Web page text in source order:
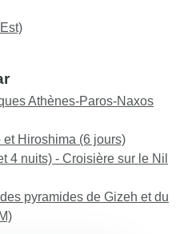
Athènes-Paros-Naxos
et Hiroshima (6 jours)
4 nuits) - Croisière sur le Nil
pyramides de Gizeh et du